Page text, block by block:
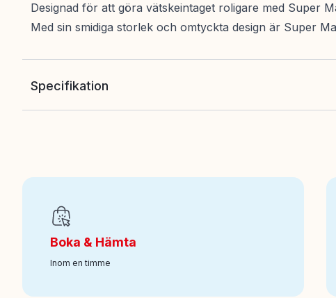
Designad för att göra vätskeintaget roligare med Super
Med sin smidiga storlek och omtyckta design är Super
Specifikation
Art nr:7113-088808718-21401
Boka & Hämta
Inom en timme